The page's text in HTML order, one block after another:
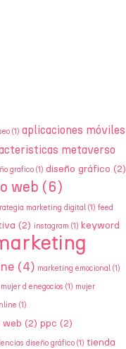
(1) aplicaciones móviles
metaverso
grafico (1) diseño gráfico (2)
web (6)
marketing digital (1) feed
(2) instagram (1) keyword
(4) marketing emocional (1)
mujer d enegocios (1) mujer
(1)
web (2) ppc (2)
diseño gráfico (1) tienda